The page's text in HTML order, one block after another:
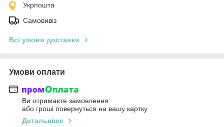
Укрпошта
Самовивіз
Всі умови доставки
Умови оплати
Ви отримаєте замовлення
або гроші повернуться на вашу картку
Детальніше